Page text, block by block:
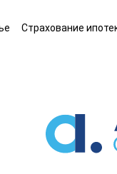
Страхование